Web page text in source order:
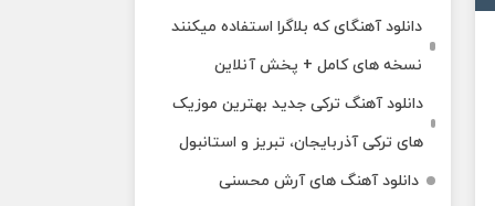
دانلود آهنگای که بلاگرا استفاده میکنند
نسخه های کامل + پخش آنلاین
دانلود آهنگ ترکی جدید بهترین موزیک‌
های ترکی آذربایجان، تبریز و استانبول
دانلود آهنگ های آرش محسنی